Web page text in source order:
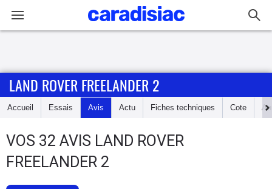
Accueil
Essais
LAND ROVER FREELANDER 2
Accueil Essais Avis Actu Fiches techniques Cote
VOS 32 AVIS LAND ROVER
FREELANDER 2